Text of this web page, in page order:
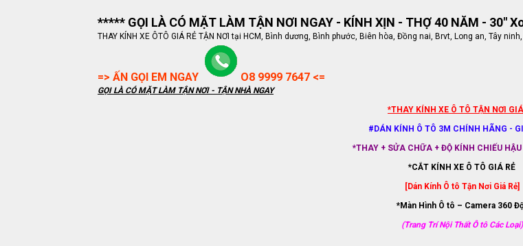
***** GỌI LÀ CÓ MẶT LÀM TẬN NƠI NGAY - KÍNH XỊN - THỢ 40 NĂM - 30"
THAY KÍNH XE ÔTÔ GIÁ RẺ TẬN NƠI tại HCM, Bình dương, Bình phước, Biên hòa, Đồng nai, Brvt, Long an, Tây
=> ẤN GỌI EM NGAY O8 9999 7647 <=
GỌI LÀ CÓ MẶT LÀM TẬN NƠI - TẬN NHÀ NGAY
*THAY KÍNH XE Ô TÔ TẬN NƠI
#DÁN KÍNH Ô TÔ 3M CHÍNH HÃNG -
*THAY + SỬA CHỮA + ĐỘ KÍNH CHIẾU HẬU
*CẮT KÍNH XE Ô TÔ GIÁ RẺ
[Dán Kính Ô tô Tận Nơi Giá Rẻ]
*Màn Hình Ô tô – Camera 360
(Trang Trí Nội Thất Ô tô Các Loại)